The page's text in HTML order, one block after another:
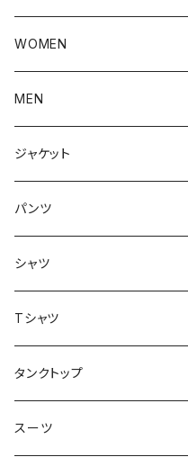
WOMEN
アウター
ボトムス
トップス
MEN
アウター
インナー
ボトムス
ジャケット
トップス
ジャケット
パンツ
シャツ
Tシャツ
タンクトップ
スーツ